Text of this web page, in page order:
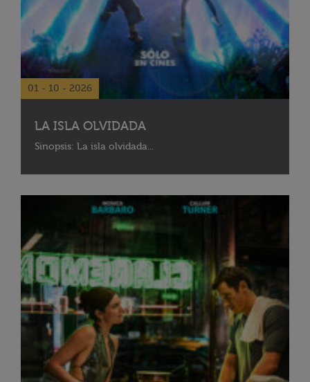
01 - 10 - 2026
LA ISLA OLVIDADA
Sinopsis: La isla olvidada...